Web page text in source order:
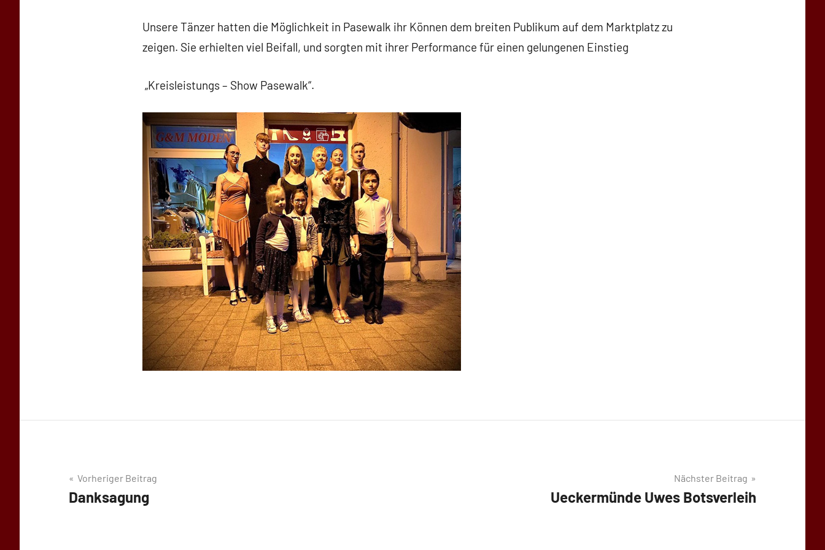
Unsere Tänzer hatten die Möglichkeit in Pasewalk ihr Können dem breiten Publikum auf dem Marktplatz zu
zeigen. Sie erhielten viel Beifall, und sorgten mit ihrer Performance für einen gelungenen Einstieg
„Kreisleistungs – Show Pasewalk“.
Beitragsnavigation
Vorheriger Beitrag
Danksagung
Nächster Beitrag
Ueckermünde Uwes Botsverleih